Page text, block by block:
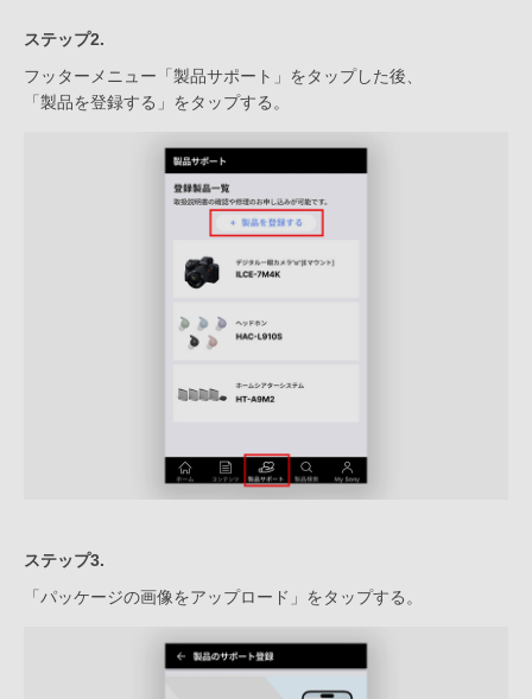
ステップ2.
フッターメニュー「製品サポート」をタップした後、
「製品を登録する」をタップする。
ステップ3.
「パッケージの画像をアップロード」をタップする。